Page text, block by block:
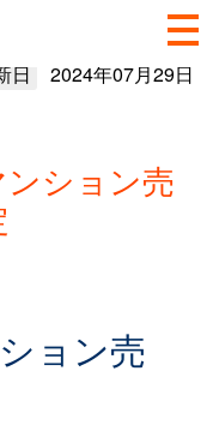
日 2024年07月29日
ション売
ョン売